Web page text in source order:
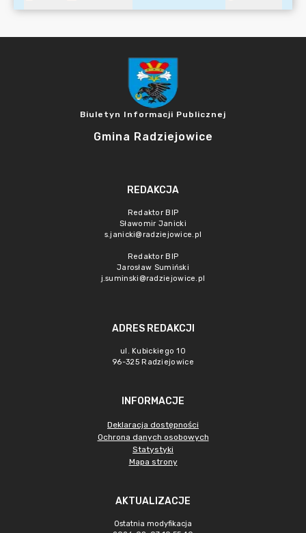
Biuletyn Informacji Publicznej
Gmina Radziejowice
REDAKCJA
Redaktor BIP
Sławomir Janicki
s.janicki@radziejowice.pl
Redaktor BIP
Jarosław Sumiński
j.suminski@radziejowice.pl
ADRES REDAKCJI
ul. Kubickiego 10
96-325 Radziejowice
INFORMACJE
Deklaracja dostępności
Ochrona danych osobowych
Statystyki
Mapa strony
AKTUALIZACJE
Ostatnia modyfikacja